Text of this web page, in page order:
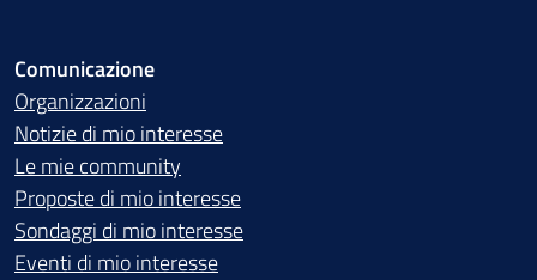
Comunicazione
Organizzazioni
Notizie di mio interesse
Le mie community
Proposte di mio interesse
Sondaggi di mio interesse
Eventi di mio interesse